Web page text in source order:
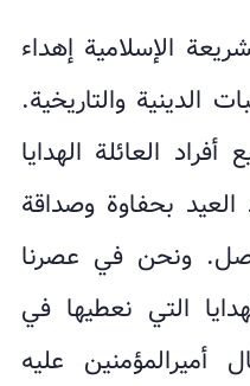
الإسلامية إهداء
الدينية والتاريخية.
العائلة الهدايا
العيد بحفاوة وصداقة
ونحن في عصرنا
التي نعطيها في
أميرالمؤمنين عليه